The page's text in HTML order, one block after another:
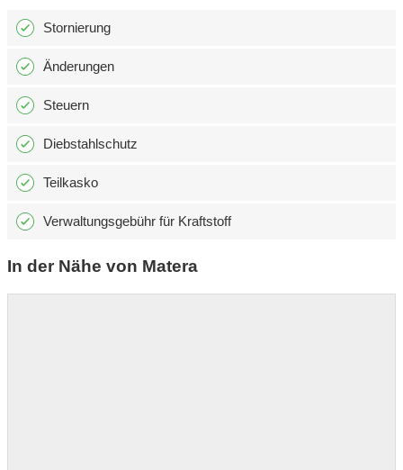
Stornierung
Änderungen
Steuern
Diebstahlschutz
Teilkasko
Verwaltungsgebühr für Kraftstoff
In der Nähe von Matera